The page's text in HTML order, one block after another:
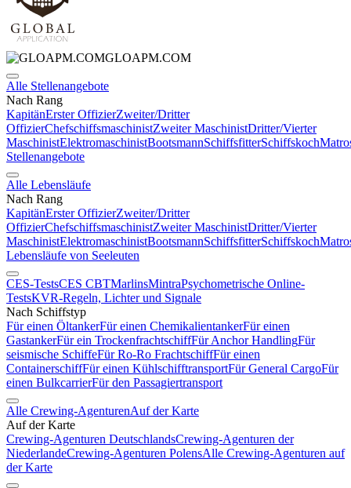
GLOAPM.COM
Alle Stellenangebote
Nach Rang
KapitänErster OffizierZweiter/Dritter
OffizierChefschiffsmaschinistZweiter MaschinistDritter/Vierter
MaschinistElektromaschinistBootsmannSchiffsfitterSchiffskoch
Stellenangebote
Alle Lebensläufe
Nach Rang
KapitänErster OffizierZweiter/Dritter
OffizierChefschiffsmaschinistZweiter MaschinistDritter/Vierter
MaschinistElektromaschinistBootsmannSchiffsfitterSchiffskoch
Lebensläufe von Seeleuten
CES-TestsCES CBTMarlinsMintraPsychometrische Online-
TestsKVR-Regeln, Lichter und Signale
Nach Schiffstyp
Für einen ÖltankerFür einen ChemikalientankerFür einen
GastankerFür ein TrockenfrachtschiffFür Anchor HandlingFür
seismische SchiffeFür Ro-Ro FrachtschiffFür einen
ContainerschiffFür einen KühlschifftransportFür General CargoFür
einen BulkcarrierFür den Passagiertransport
Alle Crewing-AgenturenAuf der Karte
Auf der Karte
Crewing-Agenturen DeutschlandsCrewing-Agenturen der
NiederlandeCrewing-Agenturen PolensAlle Crewing-Agenturen auf
der Karte